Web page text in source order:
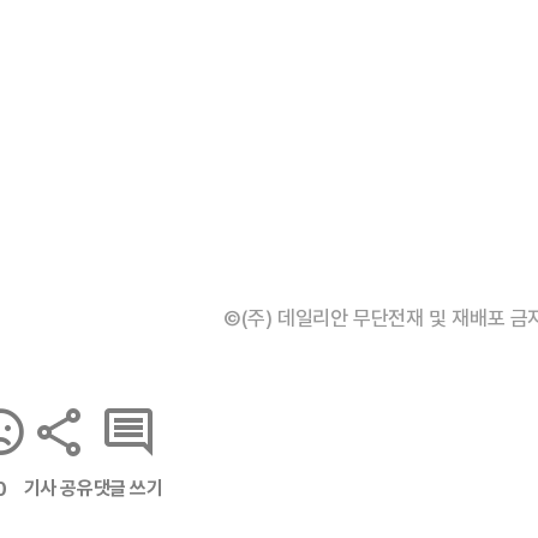
©(주) 데일리안 무단전재 및 재배포 금
기사 공유댓글 쓰기